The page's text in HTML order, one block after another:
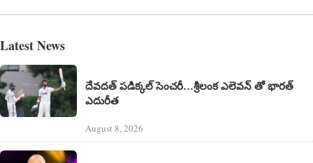
Latest News
దేవదత్ పడిక్కల్‌ సెంచరీ…శ్రీలంక ఎలెవన్ తో భారత్
ఎదురీత
August 8, 2026